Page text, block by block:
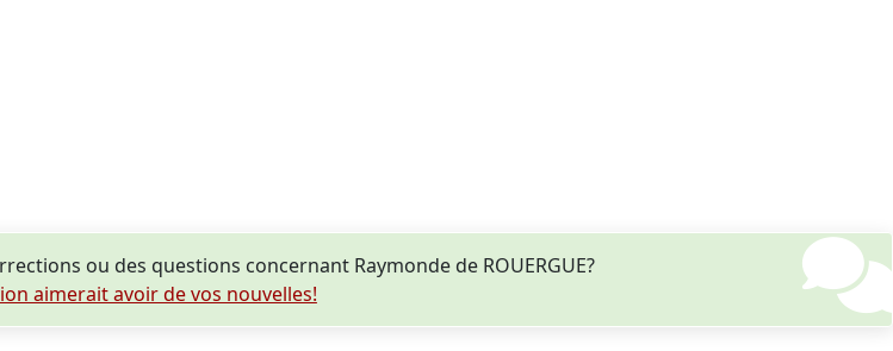
ou des questions concernant Raymonde de ROUERGUE?
aimerait avoir de vos nouvelles!